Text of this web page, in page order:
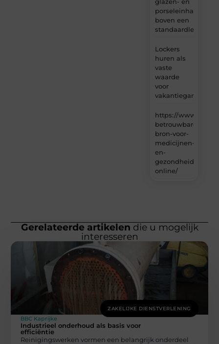
porseleinhandelaar
boven een
Lockers
huren als
vaste
waarde
voor
vakantiegangers
https://
betrouwbare-
bron-voor-
medicijnen-
en-
online/
Gerelateerde artikelen die u mogelijk
interesseren
ZAKELIJKE DIENSTVERLENING
BBC Kaprijke
Industrieel onderhoud als basis voor
efficiëntie
Reinigingswerken vormen een belangrijk onderdeel